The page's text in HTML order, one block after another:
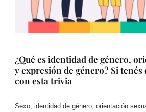
¿Qué es identidad de género,
y expresión de género? Si tenés
con esta trivia
Sexo, identidad de género, orientación